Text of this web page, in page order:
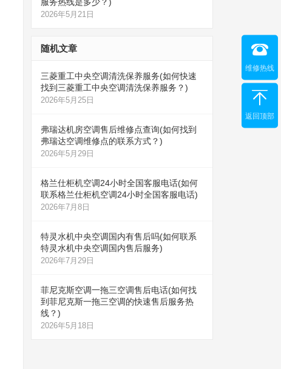
2026年5月21日
随机文章
三菱重工中央空调清洗保养服务(如何快速
找到三菱重工中央空调清洗保养服务？)
2026年5月25日
弗瑞达机房空调售后维修点查询(如何找到
弗瑞达空调维修点的联系方式？)
2026年5月29日
格兰仕柜机空调24小时全国客服电话(如何
联系格兰仕柜机空调24小时全国客服电话)
2026年7月8日
特灵水机中央空调国内有售后吗(如何联系
特灵水机中央空调国内售后服务)
2026年7月29日
菲尼克斯空调一拖三空调售后电话(如何找
到菲尼克斯一拖三空调的快速售后服务热
线？)
2026年5月18日
维修热线
返回顶部